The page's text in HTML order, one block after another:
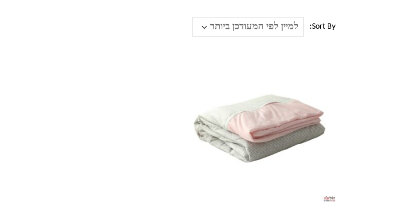
Sort By:
סוגים.
ניתן
לבחור
המוצר